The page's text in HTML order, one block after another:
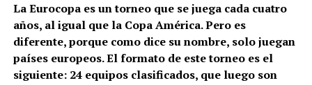
La Eurocopa es un torneo que se juega cada cuatro
años, al igual que la Copa América. Pero es
diferente, porque como dice su nombre, solo juegan
países europeos. El formato de este torneo es el
siguiente: 24 equipos clasificados, que luego son